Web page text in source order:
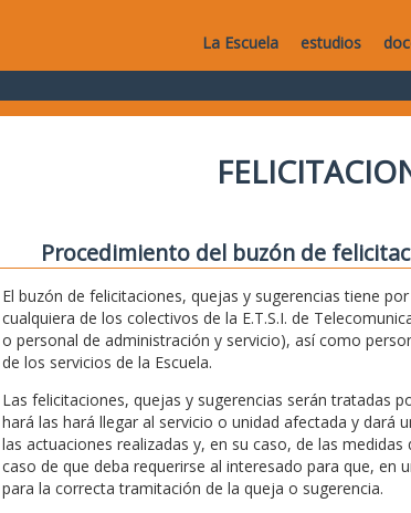
La Escuela estudios
Procedimiento del buzón de
El buzón de felicitaciones, quejas y sugerencias tiene
cualquiera de los colectivos de la E.T.S.I. de
o personal de administración y servicio), así como
de los servicios de la Escuela.
Las felicitaciones, quejas y sugerencias serán tratadas
hará las hará llegar al servicio o unidad afectada y dará
las actuaciones realizadas y, en su caso, de las
caso de que deba requerirse al interesado para que, en
para la correcta tramitación de la queja o sugerencia.